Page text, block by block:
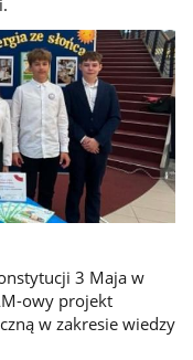
3 Maja w
owy projekt
w zakresie wiedzy